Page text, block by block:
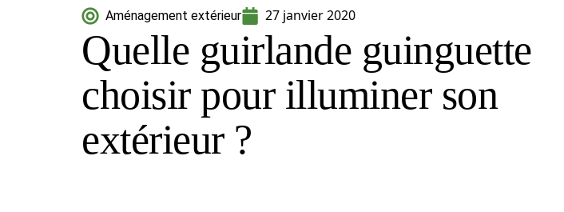
Aménagement extérieur 27 janvier 2020
Quelle guirlande guinguette
choisir pour illuminer son
extérieur ?